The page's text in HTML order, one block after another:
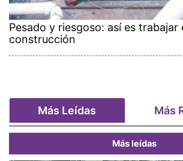
Pesado y riesgoso: así es trabajar
construcción
Más Leídas Más
Más leídas